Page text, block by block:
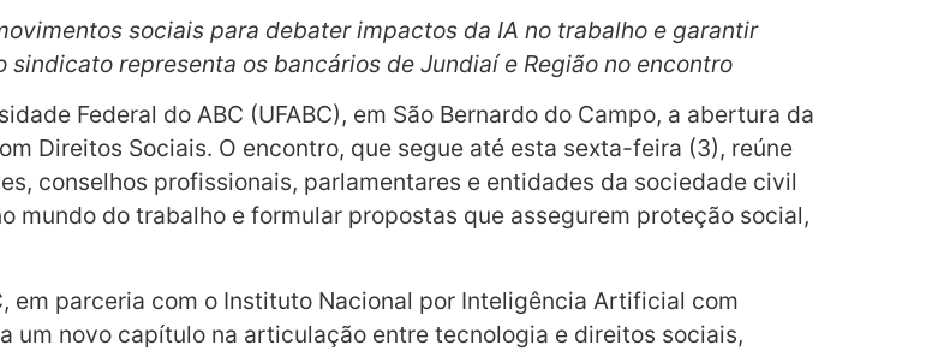
sociais para debater impactos da IA no trabalho e garantir
representa os bancários de Jundiaí e Região no encontro
Federal do ABC (UFABC), em São Bernardo do Campo, a abertura da
Direitos Sociais. O encontro, que segue até esta sexta-feira (3), reúne
conselhos profissionais, parlamentares e entidades da sociedade civil
do trabalho e formular propostas que assegurem proteção social,
em parceria com o Instituto Nacional por Inteligência Artificial com
um novo capítulo na articulação entre tecnologia e direitos sociais,